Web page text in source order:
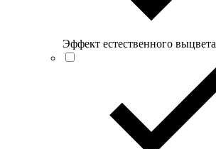
Эффект естественного